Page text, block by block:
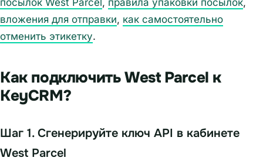
посылок West Parcel, правила упаковки посылок,
вложения для отправки, как самостоятельно
отменить этикетку.
Как подключить West Parcel к
KeyCRM?
Шаг 1. Сгенерируйте ключ API в кабинете
West Parcel